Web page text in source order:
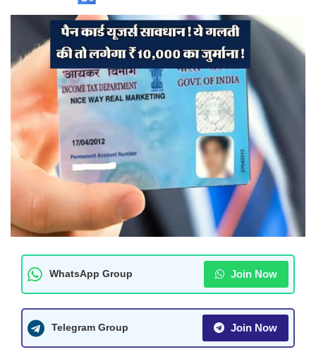
WhatsApp Group Join Now
Telegram Group Join Now